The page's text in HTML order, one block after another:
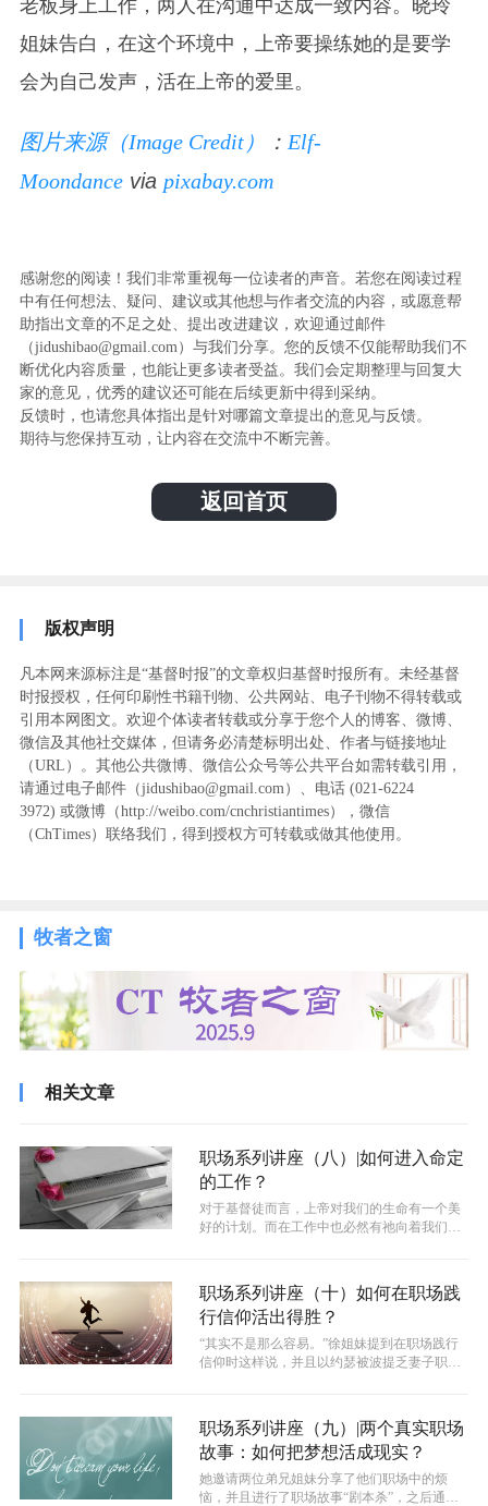
老板身上工作，两人在沟通中达成一致内容。晓玲
姐妹告白，在这个环境中，上帝要操练她的是要学
会为自己发声，活在上帝的爱里。
图片来源（Image Credit） ： Elf-
Moondancevia pixabay.com
感谢您的阅读！我们非常重视每一位读者的声音。若您在阅读过程
中有任何想法、疑问、建议或其他想与作者交流的内容，或愿意帮
助指出文章的不足之处、提出改进建议，欢迎通过邮件
（jidushibao@gmail.com）与我们分享。您的反馈不仅能帮助我们不
断优化内容质量，也能让更多读者受益。我们会定期整理与回复大
家的意见，优秀的建议还可能在后续更新中得到采纳。
反馈时，也请您具体指出是针对哪篇文章提出的意见与反馈。
期待与您保持互动，让内容在交流中不断完善。
返回首页
版权声明
凡本网来源标注是“基督时报”的文章权归基督时报所有。未经基督
时报授权，任何印刷性书籍刊物、公共网站、电子刊物不得转载或
引用本网图文。欢迎个体读者转载或分享于您个人的博客、微博、
微信及其他社交媒体，但请务必清楚标明出处、作者与链接地址
（URL）。其他公共微博、微信公众号等公共平台如需转载引用，
请通过电子邮件（jidushibao@gmail.com）、电话 (021-6224
3972) ‬或微博（http://weibo.com/cnchristiantimes），微信
（ChTimes）联络我们，得到授权方可转载或做其他使用。
牧者之窗
相关文章
职场系列讲座（八）|如何进入命定
的工作？
对于基督徒而言，上帝对我们的生命有一个美
好的计划。而在工作中也必然有祂向着我们的
职场系列讲座（十）如何在职场践
行信仰活出得胜？
“其实不是那么容易。”徐姐妹提到在职场践行
信仰时这样说，并且以约瑟被波提乏妻子职场
职场系列讲座（九）|两个真实职场
故事：如何把梦想活成现实？
她邀请两位弟兄姐妹分享了他们职场中的烦
恼，并且进行了职场故事“剧本杀”，之后通过